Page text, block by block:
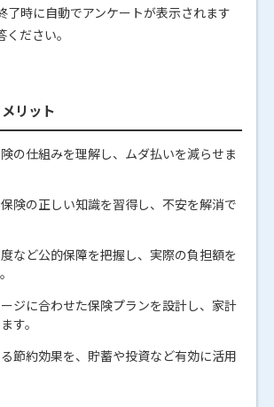
了時に自動でアンケートが表示されます
ださい。
リット
の仕組みを理解し、ムダ払いを減らせま
険の正しい知識を習得し、不安を解消で
など公的保障を把握し、実際の負担額を
ジに合わせた保険プランを設計し、家計
す。
節約効果を、貯蓄や投資など有効に活用